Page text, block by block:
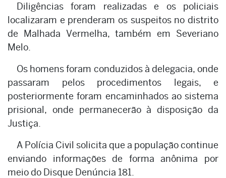
Diligências foram realizadas e os policiais
localizaram e prenderam os suspeitos no distrito
de Malhada Vermelha, também em Severiano
Melo.
Os homens foram conduzidos à delegacia, onde
passaram pelos procedimentos legais, e
posteriormente foram encaminhados ao sistema
prisional, onde permanecerão à disposição da
Justiça.
A Polícia Civil solicita que a população continue
enviando informações de forma anônima por
meio do Disque Denúncia 181.